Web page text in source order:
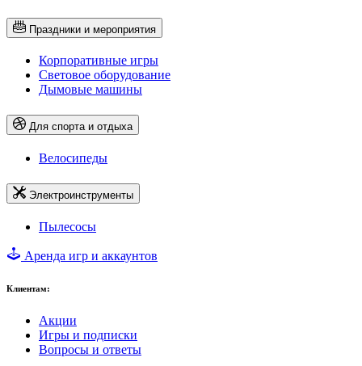
Праздники и мероприятия
Корпоративные игры
Световое оборудование
Дымовые машины
Для спорта и отдыха
Велосипеды
Электроинструменты
Пылесосы
Аренда игр и аккаунтов
Клиентам:
Акции
Игры и подписки
Вопросы и ответы